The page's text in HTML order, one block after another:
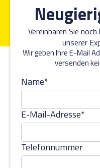
Vereinbaren Sie
unserer
Wir geben Ihre E-Mail
versenden
Name*
E-Mail-Adresse*
Telefonnummer